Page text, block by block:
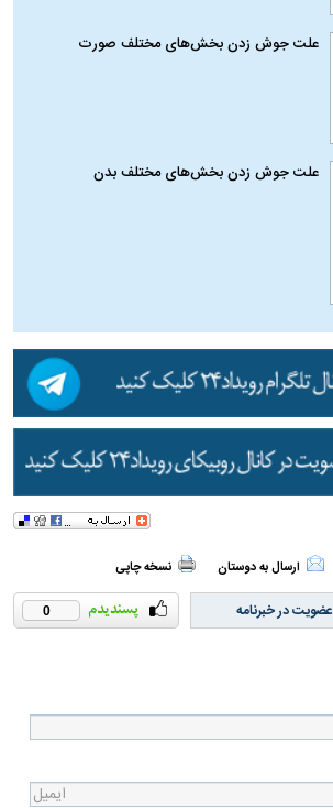
علت جوش زدن بخش‌های مختلف صورت
علت جوش زدن بخش‌های مختلف بدن
ارسال به دوستان نسخه چاپی
0 عضویت در خبرنامه